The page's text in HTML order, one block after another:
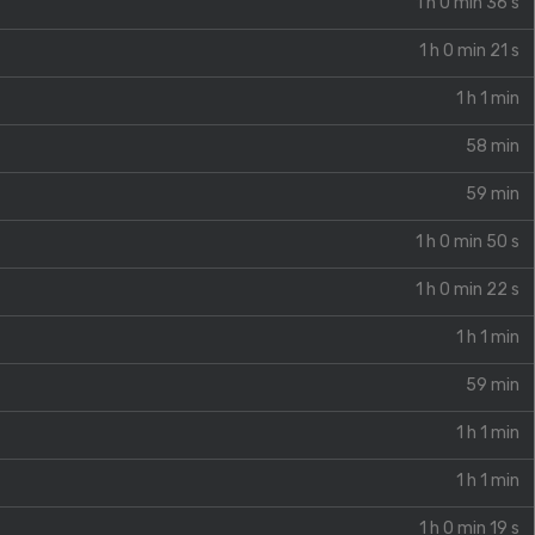
1 h 0 min 21 s
1 h 1 min
58 min
59 min
1 h 0 min 50 s
1 h 0 min 22 s
1 h 1 min
59 min
1 h 1 min
1 h 1 min
1 h 0 min 19 s